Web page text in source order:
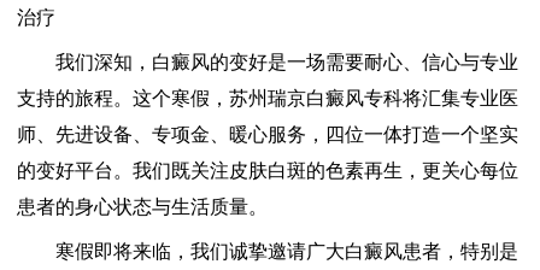
治疗
我们深知，白癜风的变好是一场需要耐心、信心与专业
支持的旅程。这个寒假，苏州瑞京白癜风专科将汇集专业医
师、先进设备、专项金、暖心服务，四位一体打造一个坚实
的变好平台。我们既关注皮肤白斑的色素再生，更关心每位
患者的身心状态与生活质量。
寒假即将来临，我们诚挚邀请广大白癜风患者，特别是